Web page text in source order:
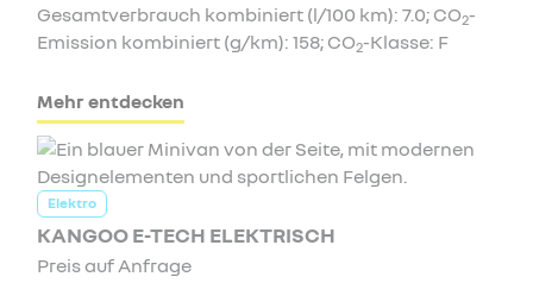
Gesamtverbrauch kombiniert (l/100 km): 7.0; CO2-
Emission kombiniert (g/km): 158; CO2-Klasse: F
Mehr entdecken
Elektro
KANGOO E-TECH ELEKTRISCH
Preis auf Anfrage